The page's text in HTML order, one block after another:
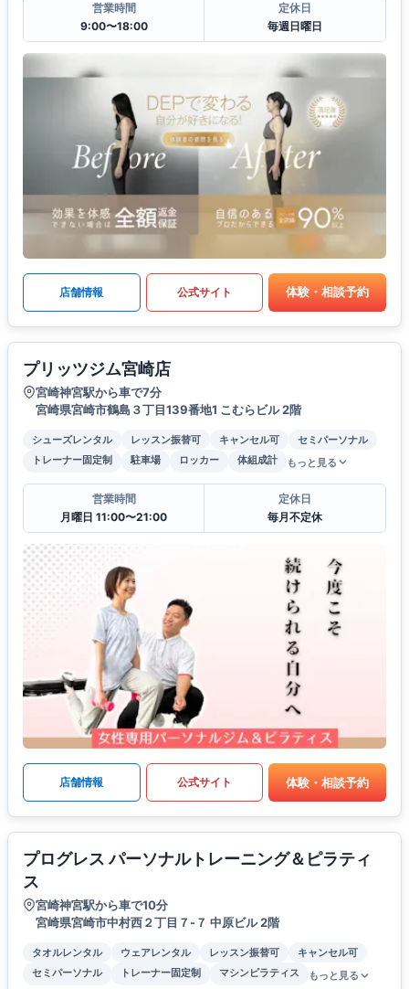
営業時間
9:00〜18:00
定休日
毎週日曜日
店舗情報 公式サイト 体験・相談予約
プリッツジム宮崎店
宮崎神宮駅から車で7分
宮崎県宮崎市鶴島３丁目139番地1 こむらビル 2階
シューズレンタル レッスン振替可 キャンセル可
セミパーソナル
トレーナー固定制
駐車場 ロッカー 体組成計 もっと見る
営業時間
月曜日 11:00〜21:00
定休日
毎月不定休
店舗情報 公式サイト 体験・相談予約
プログレス パーソナルトレーニング＆ピラティ
ス
宮崎神宮駅から車で10分
宮崎県宮崎市中村西２丁目７-７ 中原ビル 2階
タオルレンタル ウェアレンタル レッスン振替可
キャンセル可
セミパーソナル
トレーナー固定制 マシンピラティス もっと見る